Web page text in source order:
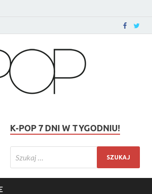
K-POP 7 DNI W TYGODNIU!